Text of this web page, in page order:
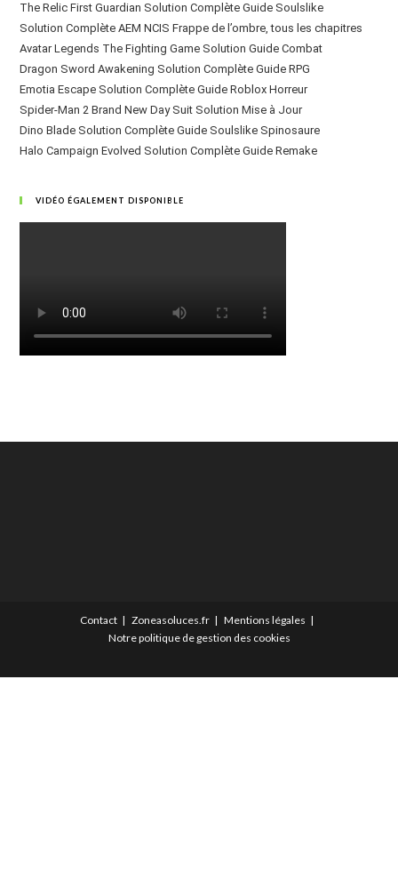
The Relic First Guardian Solution Complète Guide Soulslike
Solution Complète AEM NCIS Frappe de l’ombre, tous les chapitres
Avatar Legends The Fighting Game Solution Guide Combat
Dragon Sword Awakening Solution Complète Guide RPG
Emotia Escape Solution Complète Guide Roblox Horreur
Spider-Man 2 Brand New Day Suit Solution Mise à Jour
Dino Blade Solution Complète Guide Soulslike Spinosaure
Halo Campaign Evolved Solution Complète Guide Remake
VIDÉO ÉGALEMENT DISPONIBLE
Contact Zoneasoluces.fr
Mentions légales
Notre politique de gestion des cookies